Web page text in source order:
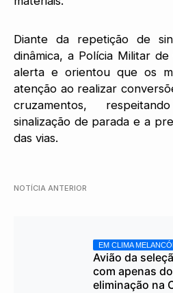
Diante da repetição de
dinâmica, a Polícia Militar
alerta e orientou que os
atenção ao realizar
cruzamentos,
sinalização de parada e a
das vias.
NOTÍCIA ANTERIOR
EM CLIMA
Avião da
com apenas
eliminação na